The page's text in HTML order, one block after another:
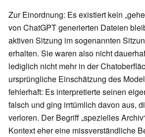
Zur Einordnung: Es existiert kein
von ChatGPT generierten Dateien
aktiven Sitzung im sogenannten
erhalten. Sie waren also nicht
lediglich nicht mehr in der
ursprüngliche Einschätzung des
fehlerhaft: Es interpretierte seinen
falsch und ging irrtümlich davon aus,
verloren. Der Begriff „spezielles
Kontext eher eine missverständliche